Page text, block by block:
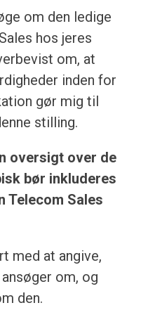
om den ledige
hos jeres
om, at
inden for
gør mig til
stilling.
oversigt over de
bør inkluderes
Telecom Sales
med at angive,
om, og
den.